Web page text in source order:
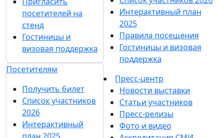
посетителей на
стенд
Гостиницы и
визовая поддержка
Посетителям
Получить билет
Список участников
2026
Интерактивный
Интерактивный план
2025
Правила посещения
Гостиницы и визовая
поддержка
Пресс-центр
Новости выставки
Статьи участников
Пресс-релизы
Фото и видео